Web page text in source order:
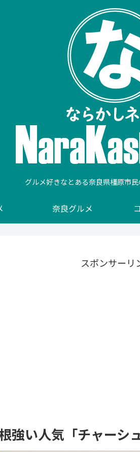
グルメ好きなとある奈良県橿原市
奈良グルメ
スポンサーリ
強い人気「チャー